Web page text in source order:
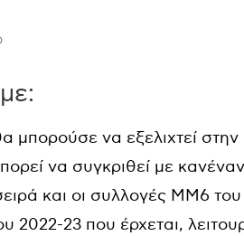
μπορούσε να εξελιχτεί
να συγκριθεί με
και οι συλλογές MM6 του
2022-23 που έρχεται,